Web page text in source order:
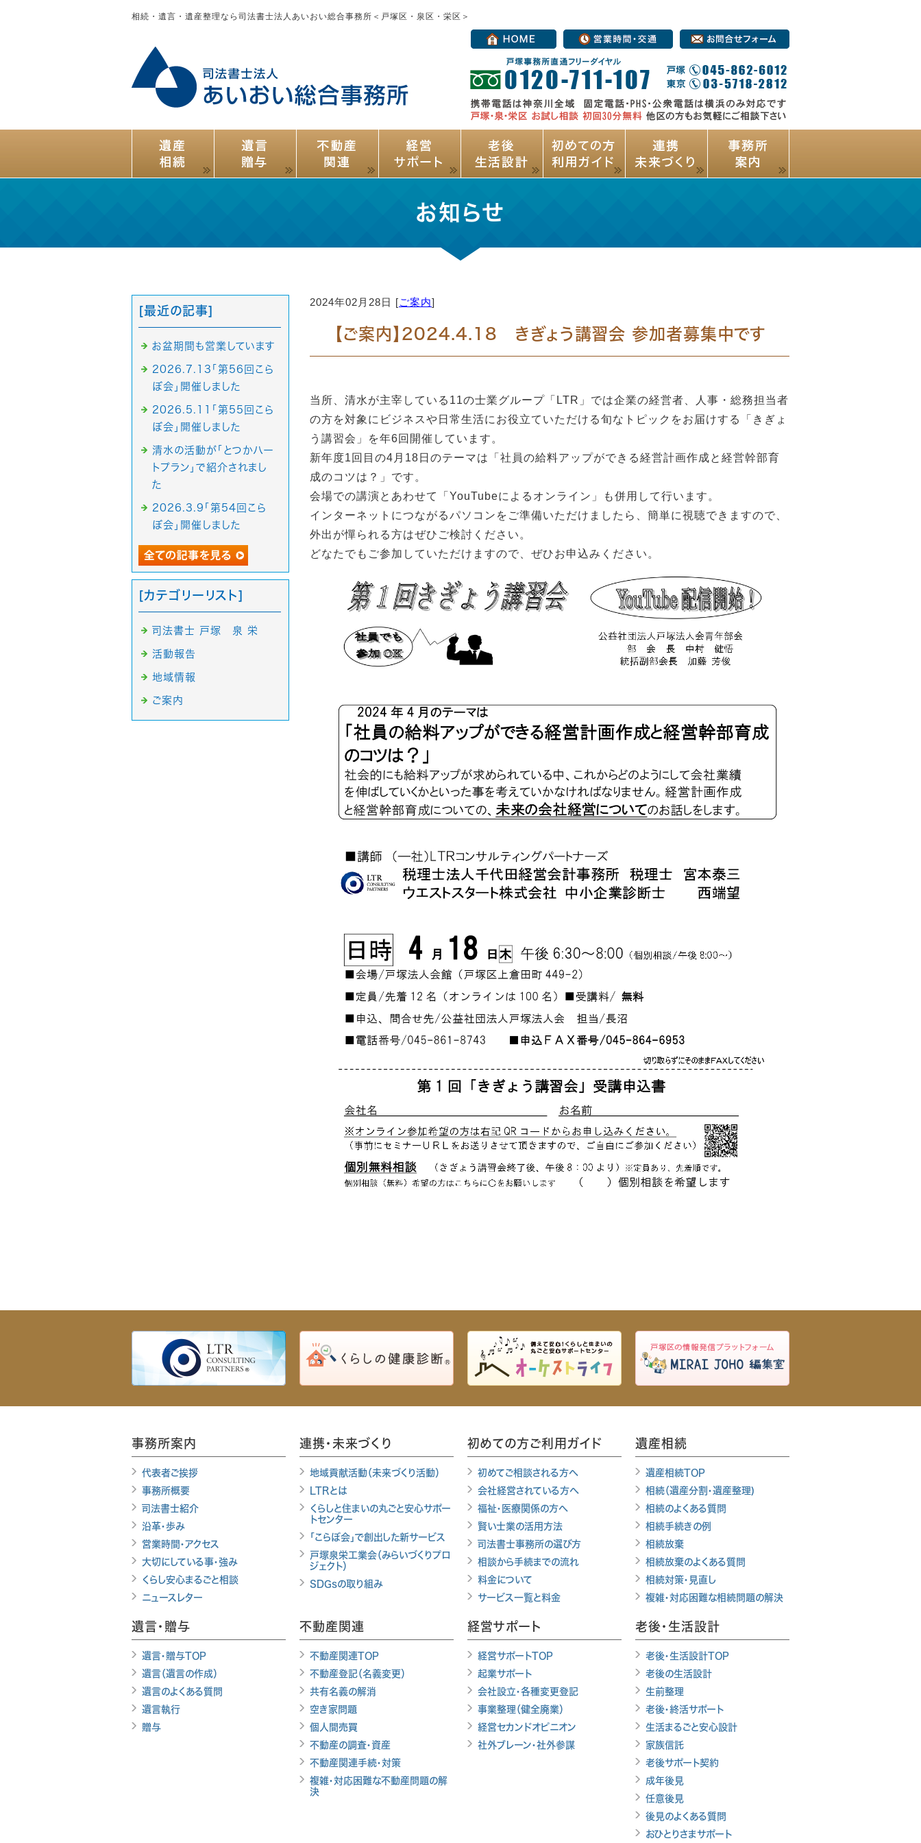
相続・遺言・遺産整理なら司法書士法人あいおい総合事務所＜戸塚区・泉区・栄区＞
お知らせ
2024年02月28日 [ご案内]
【ご案内】2024.4.18 きぎょう講習会 参加者募集中です
当所、清水が主宰している11の士業グループ「LTR」では企業の経営者、人事・総務担当者
の方を対象にビジネスや日常生活にお役立ていただける旬なトピックをお届けする「きぎょ
う講習会」を年6回開催しています。
新年度1回目の4月18日のテーマは「社員の給料アップができる経営計画作成と経営幹部育
成のコツは？」です。
会場での講演とあわせて「YouTubeによるオンライン」も併用して行います。
インターネットにつながるパソコンをご準備いただけましたら、簡単に視聴できますので、
外出が憚られる方はぜひご検討ください。
どなたでもご参加していただけますので、ぜひお申込みください。
[最近の記事]
お盆期間も営業しています
2026.7.13「第56回こら
ぼ会」開催しました
2026.5.11「第55回こら
ぼ会」開催しました
清水の活動が「とつかハー
トプラン」で紹介されまし
た
2026.3.9「第54回こら
ぼ会」開催しました
[カテゴリーリスト]
司法書士 戸塚 泉 栄
活動報告
地域情報
ご案内
事務所案内
代表者ご挨拶
事務所概要
司法書士紹介
沿革・歩み
営業時間・アクセス
大切にしている事・強み
くらし安心まるごと相談
ニュースレター
連携・未来づくり
地域貢献活動（未来づくり活動）
LTRとは
くらしと住まいの丸ごと安心サポー
トセンター
「こらぼ会」で創出した新サービス
戸塚泉栄工業会（みらいづくりプロ
ジェクト）
SDGsの取り組み
初めての方ご利用ガイド
初めてご相談される方へ
会社経営されている方へ
福祉・医療関係の方へ
賢い士業の活用方法
司法書士事務所の選び方
相談から手続までの流れ
料金について
サービス一覧と料金
遺産相続
遺産相続TOP
相続（遺産分割・遺産整理)
相続のよくある質問
相続手続きの例
相続放棄
相続放棄のよくある質問
相続対策・見直し
複雑・対応困難な相続問題の解決
遺言・贈与
遺言・贈与TOP
遺言（遺言の作成）
遺言のよくある質問
遺言執行
贈与
不動産関連
不動産関連TOP
不動産登記（名義変更）
共有名義の解消
空き家問題
個人間売買
不動産の調査・資産
不動産関連手続・対策
複雑・対応困難な不動産問題の解
決
経営サポート
経営サポートTOP
起業サポート
会社設立・各種変更登記
事業整理（健全廃業）
経営セカンドオピニオン
社外ブレーン・社外参謀
老後・生活設計
老後・生活設計TOP
老後の生活設計
生前整理
老後・終活サポート
生活まるごと安心設計
家族信託
老後サポート契約
成年後見
任意後見
後見のよくある質問
おひとりさまサポート